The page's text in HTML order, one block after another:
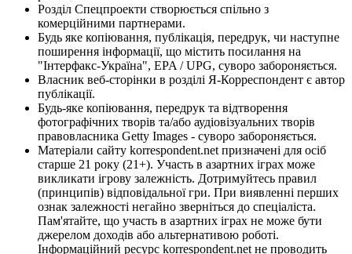
Розділ Спецпроекти створюється спільно з
комерційними партнерами.
Будь яке копіювання, публікація, передрук, чи наступне
поширення інформації, що містить посилання на
"Інтерфакс-Україна", EPA / UPG, суворо забороняється.
Власник веб-сторінки в розділі Я-Корреспондент є автор
публікації.
Будь-яке копіювання, передрук та відтворення
фотографічних творів та/або аудіовізуальних творів
правовласника Getty Images - суворо забороняється.
Матеріали сайту korrespondent.net призначені для осіб
старше 21 року (21+). Участь в азартних іграх може
викликати ігрову залежність. Дотримуйтесь правил
(принципів) відповідальної гри. При виявленні перших
ознак залежності негайно зверніться до спеціаліста.
Пам'ятайте, що участь в азартних іграх не може бути
джерелом доходів або альтернативою роботі.
Інформаційний ресурс korrespondent.net не проводить